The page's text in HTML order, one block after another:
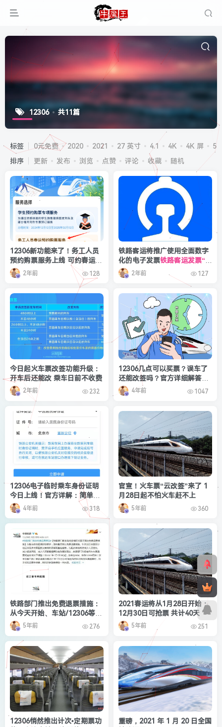
12306 共11篇
标签 0元免费 2020 2021 27 英寸 4.1 4K 4K 屏
5G
排序
更新 发布 浏览 点赞 评论 收藏 随机
12306新功能来了！务工人员
预约购票服务上线 可约春运火
车票2年前 128
铁路客运将推广使用全面数字
化的电子发票铁路客运发票“无
纸化”带来多重利好
2年前 127
今日起火车票改签功能升级：
开车后还能改 乘车日前不收费
2年前 232
12306几点可以买票？误车了
还能改签吗？官方详细解答出
炉
4年前 1047
12306电子临时乘车身份证明
今日上线！官方详解：简单5
步申领4年前 318
官宣！火车票“云改签”来了 1
月28日起不怕火车赶不上
5年前 360
铁路部门推出免费退票措施：
从今天开始、车站/12306等都
可进行5年前 276
2021春运将从1月28日开始：
12月30日可抢票 共计40天
5年前 251
12306悄然推出计次•定期票功
重磅，2021 年 1 月 20 日全国